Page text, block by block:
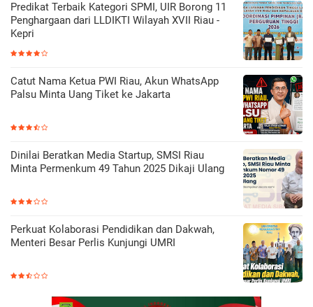
Predikat Terbaik Kategori SPMI, UIR Borong 11
Penghargaan dari LLDIKTI Wilayah XVII Riau -
Kepri
Catut Nama Ketua PWI Riau, Akun WhatsApp
Palsu Minta Uang Tiket ke Jakarta
Dinilai Beratkan Media Startup, SMSI Riau
Minta Permenkum 49 Tahun 2025 Dikaji Ulang
Perkuat Kolaborasi Pendidikan dan Dakwah,
Menteri Besar Perlis Kunjungi UMRI